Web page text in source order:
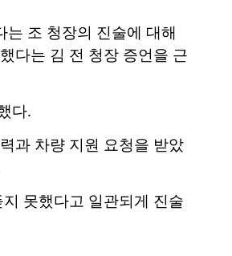
조 청장의 진술에 대해
다는 김 전 청장 증언을 근
다.
과 차량 지원 요청을 받았
못했다고 일관되게 진술